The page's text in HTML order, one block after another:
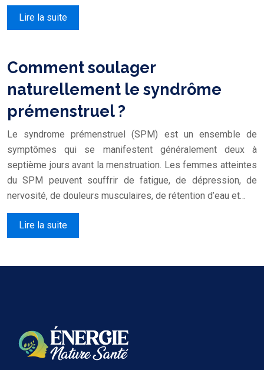
Lire la suite
Comment soulager
naturellement le syndrôme
prémenstruel ?
Le syndrome prémenstruel (SPM) est un ensemble de
symptômes qui se manifestent généralement deux à
septième jours avant la menstruation. Les femmes atteintes
du SPM peuvent souffrir de fatigue, de dépression, de
nervosité, de douleurs musculaires, de rétention d’eau et…
Lire la suite